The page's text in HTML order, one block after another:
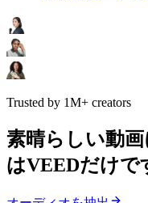
Trusted by 1M+ creators
素晴らしい動
はVEEDだけで